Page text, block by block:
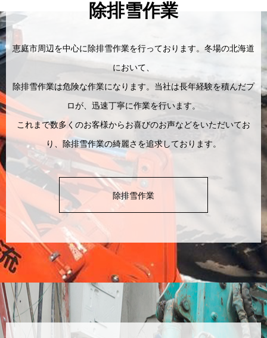
除排雪作業
恵庭市周辺を中心に除排雪作業を行っております。冬場の北海道
において、
除排雪作業は危険な作業になります。当社は長年経験を積んだプ
ロが、迅速丁寧に作業を行います。
これまで数多くのお客様からお喜びのお声などをいただいてお
り、除排雪作業の綺麗さを追求しております。
除排雪作業